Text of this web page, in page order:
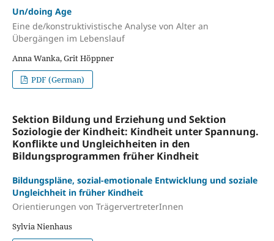
Un/doing Age
Eine de/konstruktivistische Analyse von Alter an
Übergängen im Lebenslauf
Anna Wanka, Grit Höppner
PDF (German)
Sektion Bildung und Erziehung und Sektion
Soziologie der Kindheit: Kindheit unter Spannung.
Konflikte und Ungleichheiten in den
Bildungsprogrammen früher Kindheit
Bildungspläne, sozial-emotionale Entwicklung und soziale
Ungleichheit in früher Kindheit
Orientierungen von TrägervertreterInnen
Sylvia Nienhaus